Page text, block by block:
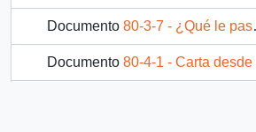
Documento 80-3-7 - ¿Qué le pasó al Gobierno, Carlos? (a modo de catarsis funcionaria)
Documento 80-4-1 - Carta desde París, del Embajador sr. José Miguel Barros, dirigida al Excmo. Sr. D. Patricio Aylwin A. Presidente de la República